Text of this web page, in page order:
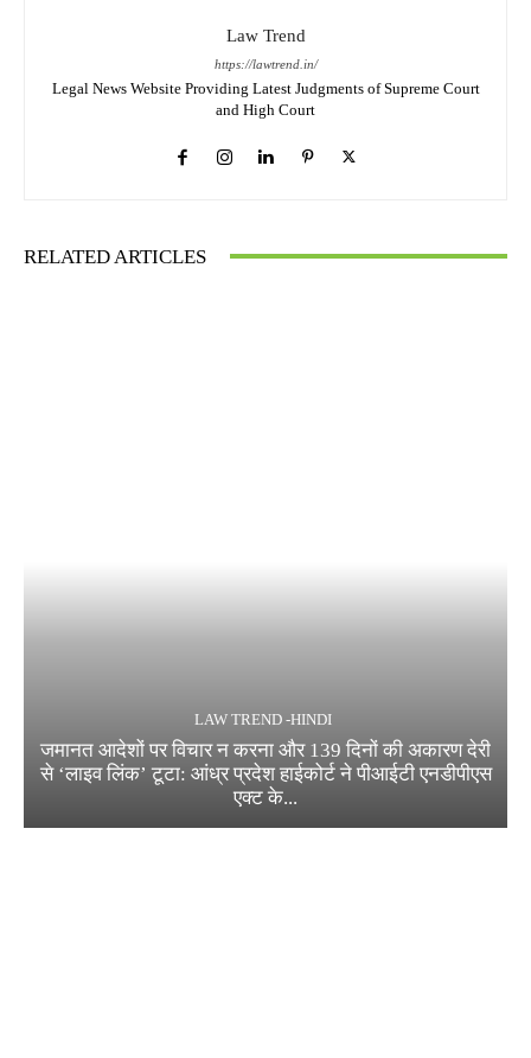
Law Trend
https://lawtrend.in/
Legal News Website Providing Latest Judgments of Supreme Court
and High Court
RELATED ARTICLES
LAW TREND -HINDI
जमानत आदेशों पर विचार न करना और 139 दिनों की अकारण देरी
से ‘लाइव लिंक’ टूटा: आंध्र प्रदेश हाईकोर्ट ने पीआईटी एनडीपीएस
एक्ट के...